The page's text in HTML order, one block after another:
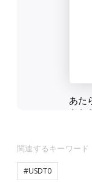
関連するキーワード
#USDT0